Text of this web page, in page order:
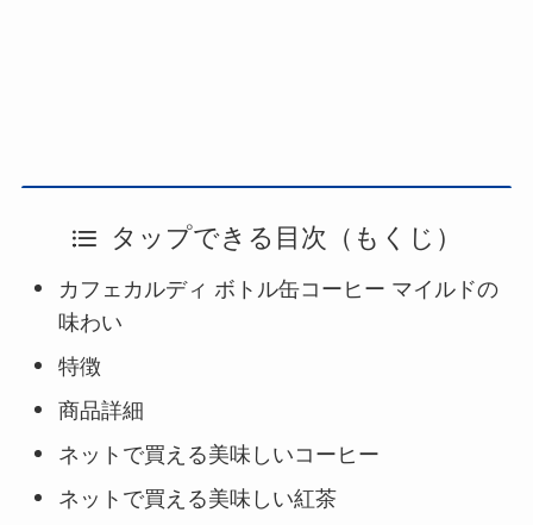
タップできる目次（もくじ）
カフェカルディ ボトル缶コーヒー マイルドの
味わい
特徴
商品詳細
ネットで買える美味しいコーヒー
ネットで買える美味しい紅茶